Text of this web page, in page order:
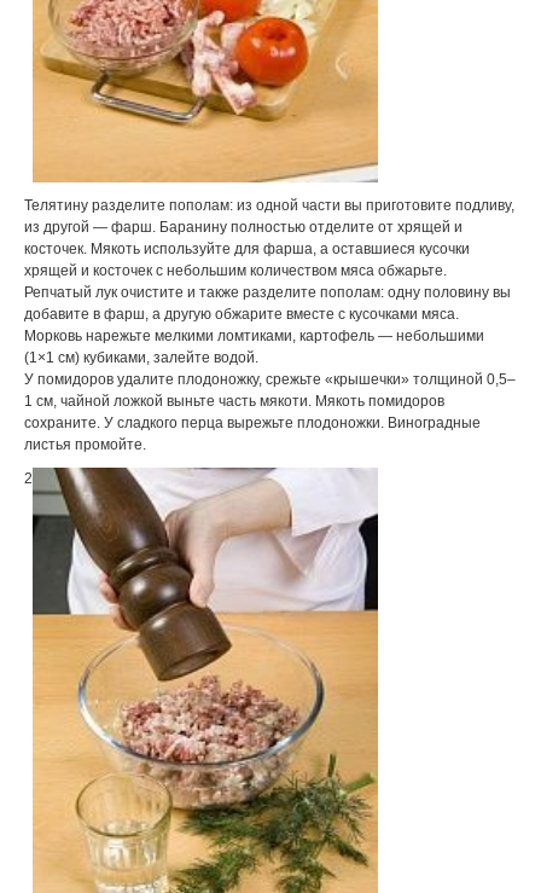
Телятину разделите пополам: из одной части вы приготовите подливу,
из другой — фарш. Баранину полностью отделите от хрящей и
косточек. Мякоть используйте для фарша, а оставшиеся кусочки
хрящей и косточек с небольшим количеством мяса обжарьте.
Репчатый лук очистите и также разделите пополам: одну половину вы
добавите в фарш, а другую обжарите вместе с кусочками мяса.
Морковь нарежьте мелкими ломтиками, картофель — небольшими
(1×1 см) кубиками, залейте водой.
У помидоров удалите плодоножку, срежьте «крышечки» толщиной 0,5–
1 см, чайной ложкой выньте часть мякоти. Мякоть помидоров
сохраните. У сладкого перца вырежьте плодоножки. Виноградные
листья промойте.
2